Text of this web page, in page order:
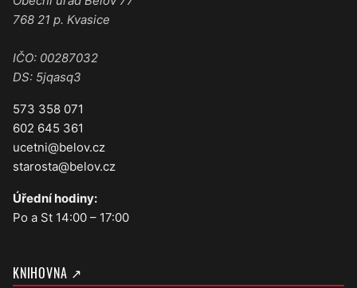
768 21 p. Kvasice
IČO: 00287032
DS: 5jqasq3
573 358 071
602 645 361
ucetni@belov.cz
starosta@belov.cz
Úřední hodiny:
Po a St 14:00 – 17:00
KNIHOVNA ↗